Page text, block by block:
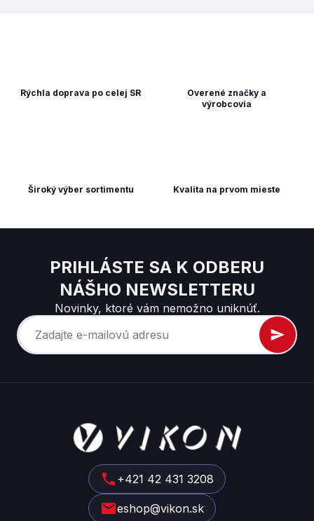
Kvalita na prvom mieste
Overené značky a
výrobcovia
Rýchla doprava po celej SR
Široký výber sortimentu
PRIHLÁSTE SA K ODBERU
NÁŠHO NEWSLETTERU
Novinky, ktoré vám nemožno uniknúť.
+421 42 431 3208
eshop@vikon.sk